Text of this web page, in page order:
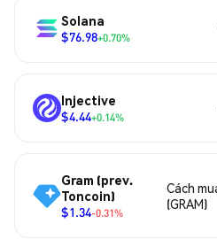
Solana
$76.98+0.70%
Injective
$4.44+0.14%
Gram (prev.
Toncoin)
$1.34-0.31%
Cách
(GRAM)